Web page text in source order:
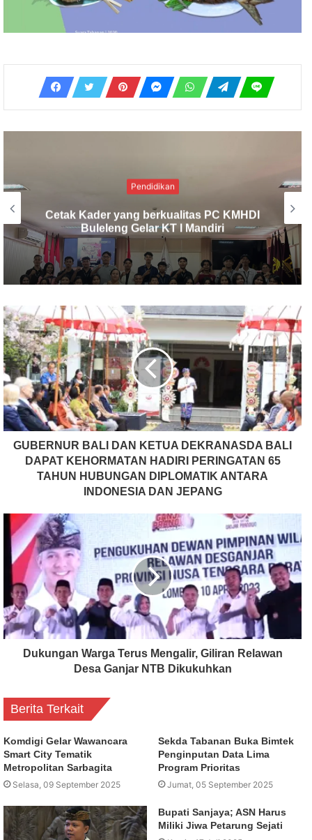
Sosial
Solidaritas Pemuda Hindu: Bantuan MCK
Disalurkan ke Warga Terdampak Banjir
Bandang Banjar
GUBERNUR BALI DAN KETUA DEKRANASDA BALI
DAPAT KEHORMATAN HADIRI PERINGATAN 65
TAHUN HUBUNGAN DIPLOMATIK ANTARA
INDONESIA DAN JEPANG
Dukungan Warga Terus Mengalir, Giliran Relawan
Desa Ganjar NTB Dikukuhkan
Berita Terkait
Komdigi Gelar Wawancara
Smart City Tematik
Metropolitan Sarbagita
Selasa, 09 September 2025
Sekda Tabanan Buka Bimtek
Penginputan Data Lima
Program Prioritas
Jumat, 05 September 2025
Bupati Sanjaya; ASN Harus
Miliki Jiwa Petarung Sejati